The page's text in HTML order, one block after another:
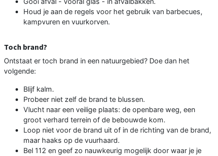
Houd je aan de regels voor het gebruik van barbecues,
kampvuren en vuurkorven.
Toch brand?
Ontstaat er toch brand in een natuurgebied? Doe dan het
volgende:
Blijf kalm.
Probeer niet zelf de brand te blussen.
Vlucht naar een veilige plaats: de openbare weg, een
groot verhard terrein of de bebouwde kom.
Loop niet voor de brand uit of in de richting van de brand,
maar haaks op de vuurhaard.
Bel 112 en geef zo nauwkeurig mogelijk door waar je je